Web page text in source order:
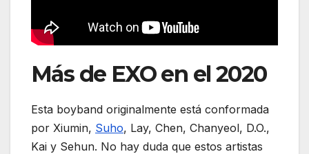
Más de EXO en el 2020
Esta boyband originalmente está conformada
por Xiumin, Suho, Lay, Chen, Chanyeol, D.O.,
Kai y Sehun. No hay duda que estos artistas